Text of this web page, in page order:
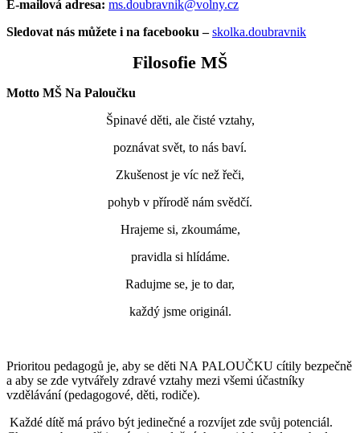
E-mailová adresa: ms.doubravnik@volny.cz
Sledovat nás můžete i na facebooku –skolka.doubravnik
Filosofie MŠ
Motto MŠ Na Paloučku
Špinavé děti, ale čisté vztahy,
poznávat svět, to nás baví.
Zkušenost je víc než řeči,
pohyb v přírodě nám svědčí.
Hrajeme si, zkoumáme,
pravidla si hlídáme.
Radujme se, je to dar,
každý jsme originál.
Prioritou pedagogů je, aby se děti NA PALOUČKU cítily bezpečně
a aby se zde vytvářely zdravé vztahy mezi všemi účastníky
vzdělávání (pedagogové, děti, rodiče).
Každé dítě má právo být jedinečné a rozvíjet zde svůj potenciál.